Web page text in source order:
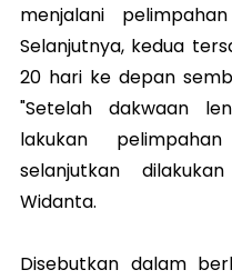
menjalani
Selanjutnya, kedua
20 hari ke depan
"Setelah dakwaan
lakukan
selanjutkan
Widanta.
Disebutkan dalam